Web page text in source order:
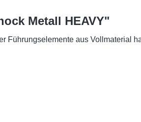
Metall HEAVY"
Führungselemente aus Vollmaterial